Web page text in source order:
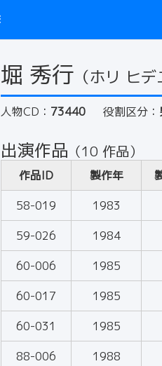
堀 秀行 （ホリ ヒデ
人物CD： 73440 役割区分：
出演作品 （10 作品）
作品ID 製作年
58-019
1983
59-026
1984
60-006
1985
60-017
1985
60-031
1985
88-006
1988